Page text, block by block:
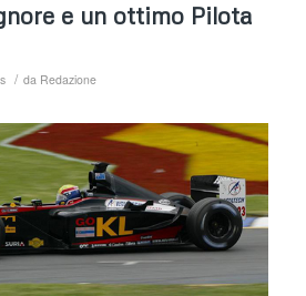
e un ottimo Pilota
/ da Redazione